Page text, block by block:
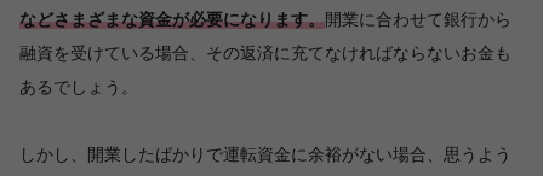
などさまざまな資金が必要になります。開業に合わせて銀行から
融資を受けている場合、その返済に充てなければならないお金も
あるでしょう。
しかし、開業したばかりで運転資金に余裕がない場合、思うよう